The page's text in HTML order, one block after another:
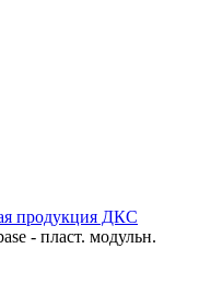
продукция ДКС
- пласт. модульн.